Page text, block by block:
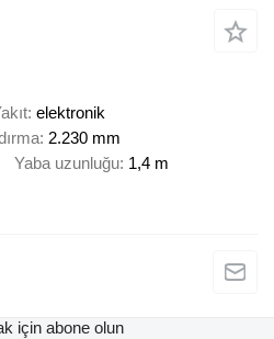
elektronik
2.230 mm
Yaba uzunluğu 1,4 m
için abone olun